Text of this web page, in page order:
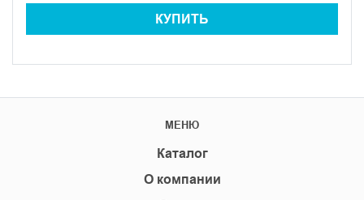
КУПИТЬ
МЕНЮ
Каталог
О компании